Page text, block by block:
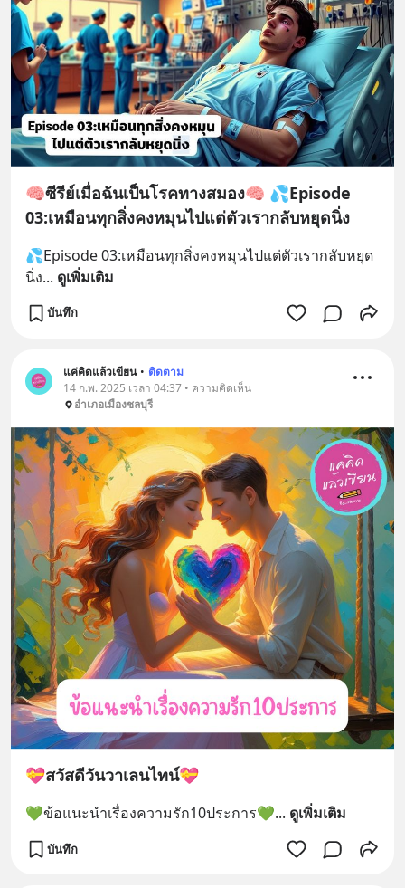
🧠ซีรีย์เมื่อฉันเป็นโรคทางสมอง🧠 💦Episode
03:เหมือนทุกสิ่งคงหมุนไปแต่ตัวเรากลับหยุดนิ่ง
💦Episode 03:เหมือนทุกสิ่งคงหมุนไปแต่ตัวเรากลับหยุด
นิ่ง... ดูเพิ่มเติม
บันทึก
แค่คิดแล้วเขียน • ติดตาม
14 ก.พ. 2025 เวลา 04:37 • ความคิดเห็น
อำเภอเมืองชลบุรี
💝สวัสดีวันวาเลนไทน์💝
💚ข้อแนะนำเรื่องความรัก10ประการ💚... ดูเพิ่มเติม
บันทึก